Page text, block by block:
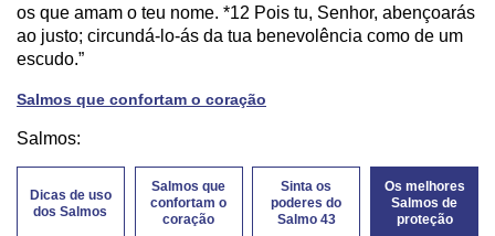
os que amam o teu nome. *12 Pois tu, Senhor, abençoarás
ao justo; circundá-lo-ás da tua benevolência como de um
escudo.”
Salmos que confortam o coração
Salmos:
Dicas de uso
dos Salmos
Salmos que
confortam o
coração
Sinta os
poderes do
Salmo 43
Os melhores
Salmos de
proteção